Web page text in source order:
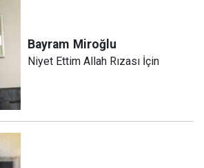
Bayram Miroğlu
Niyet Ettim Allah Rızası İçin